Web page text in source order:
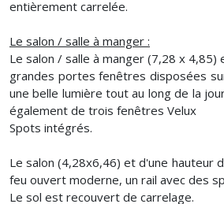
entièrement carrelée.
Le salon / salle à manger :
Le salon / salle à manger (7,28 x 4,85)
grandes portes fenêtres disposées
une belle lumière tout au long de la
également de trois fenêtres Velux
Spots intégrés.
Le salon (4,28x6,46) et d'une hauteur
feu ouvert moderne, un rail avec des
Le sol est recouvert de carrelage.